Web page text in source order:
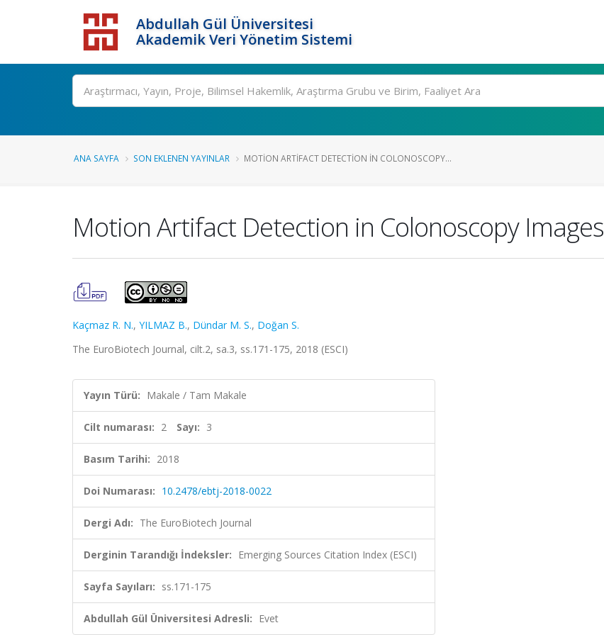
Abdullah Gül Üniversitesi
Akademik Veri Yönetim Sistemi
ANA SAYFA SON EKLENEN YAYINLAR MOTION ARTIFACT DETECTION IN COLONOSCOPY...
Motion Artifact Detection in Colonoscopy Images
Kaçmaz R. N., YILMAZ B., Dündar M. S., Doğan S.
The EuroBiotech Journal, cilt.2, sa.3, ss.171-175, 2018 (ESCI)
Yayın Türü: Makale / Tam Makale
Cilt numarası: 2 Sayı: 3
Basım Tarihi: 2018
Doi Numarası: 10.2478/ebtj-2018-0022
Dergi Adı: The EuroBiotech Journal
Derginin Tarandığı İndeksler: Emerging Sources Citation Index (ESCI)
Sayfa Sayıları: ss.171-175
Abdullah Gül Üniversitesi Adresli: Evet